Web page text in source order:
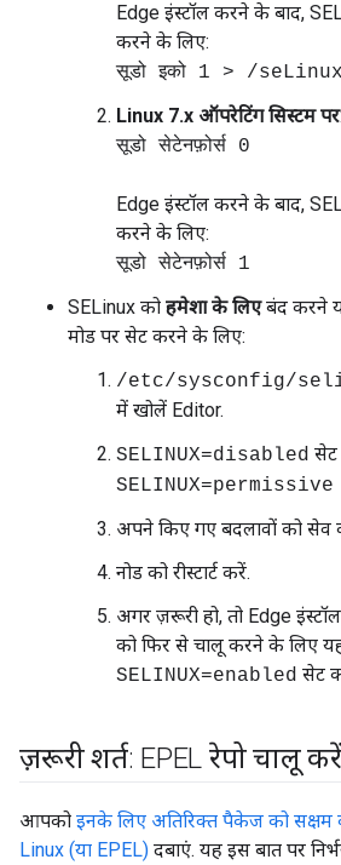
Edge इंस्टॉल करने के बाद,
करने के लिए:
सूडो इको 1 > /
Linux 7.x ऑपरेटिंग सिस्टम पर:
सूडो सेटेनफ़ोर्स 0
Edge इंस्टॉल करने के बाद,
करने के लिए:
सूडो सेटेनफ़ोर्स 1
SELinux को हमेशा के लिएबंद करने
मोड पर सेट करने के लिए:
/etc/sysconfig/
में खोलें Editor.
SELINUX=disabled सेट
SELINUX=permissive
अपने किए गए बदलावों को सेव
नोड को रीस्टार्ट करें.
अगर ज़रूरी हो, तो Edge
को फिर से चालू करने के लिए यह
SELINUX=enabled सेट
ज़रूरी शर्त: EPEL रेपो चालू करें
आपको इनके लिए अतिरिक्त पैकेज को सक्षम
Linux (या EPEL) दबाएं. यह इस बात पर